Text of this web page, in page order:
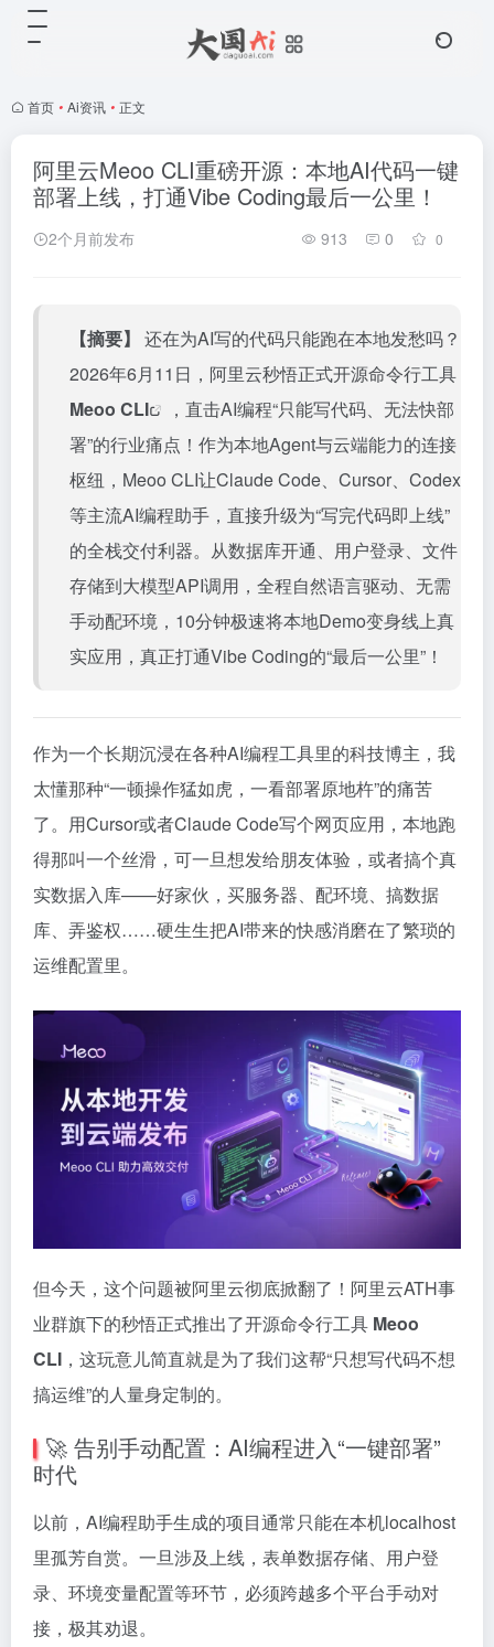
首页 • Ai资讯 • 正文
阿里云Meoo CLI重磅开源：本地AI代码一键
部署上线，打通Vibe Coding最后一公里！
2个月前发布 913 0 0
【摘要】 还在为AI写的代码只能跑在本地发愁吗？
2026年6月11日，阿里云秒悟正式开源命令行工具
Meoo CLI
，直击AI编程“只能写代码、无法快部
署”的行业痛点！作为本地Agent与云端能力的连接
枢纽，Meoo CLI让Claude Code、Cursor、Codex
等主流AI编程助手，直接升级为“写完代码即上线”
的全栈交付利器。从数据库开通、用户登录、文件
存储到大模型API调用，全程自然语言驱动、无需
手动配环境，10分钟极速将本地Demo变身线上真
实应用，真正打通Vibe Coding的“最后一公里”！
作为一个长期沉浸在各种AI编程工具里的科技博主，我
太懂那种“一顿操作猛如虎，一看部署原地杵”的痛苦
了。用Cursor或者Claude Code写个网页应用，本地跑
得那叫一个丝滑，可一旦想发给朋友体验，或者搞个真
实数据入库——好家伙，买服务器、配环境、搞数据
库、弄鉴权……硬生生把AI带来的快感消磨在了繁琐的
运维配置里。
但今天，这个问题被阿里云彻底掀翻了！阿里云ATH事
业群旗下的秒悟正式推出了开源命令行工具 Meoo
CLI ，这玩意儿简直就是为了我们这帮“只想写代码不想
搞运维”的人量身定制的。
🚀 告别手动配置：AI编程进入“一键部署”
时代
以前，AI编程助手生成的项目通常只能在本机localhost
里孤芳自赏。一旦涉及上线，表单数据存储、用户登
录、环境变量配置等环节，必须跨越多个平台手动对
接，极其劝退。